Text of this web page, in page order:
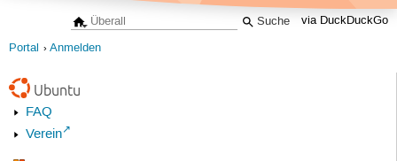
via DuckDuckGo
Portal Anmelden
Ubuntu
FAQ
Verein